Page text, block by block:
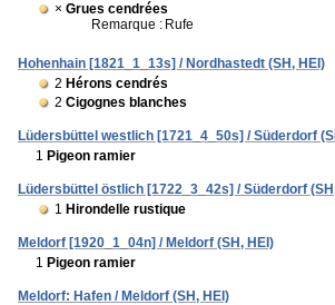
× Grues cendrées
Remarque : Rufe
Hohenhain [1821_1_13s] / Nordhastedt (SH, HEI)
2 Hérons cendrés
2 Cigognes blanches
Lüdersbüttel westlich [1721_4_50s] / Süderdorf
1 Pigeon ramier
Lüdersbüttel östlich [1722_3_42s] / Süderdorf
1 Hirondelle rustique
Meldorf [1920_1_04n] / Meldorf (SH, HEI)
1 Pigeon ramier
Meldorf: Hafen / Meldorf (SH, HEI)